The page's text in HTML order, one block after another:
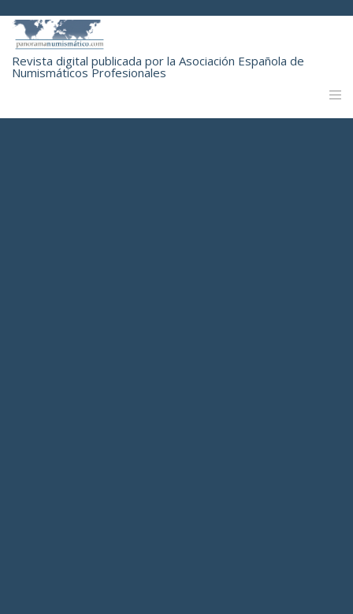
Revista digital publicada por la Asociación Española de
Numismáticos Profesionales